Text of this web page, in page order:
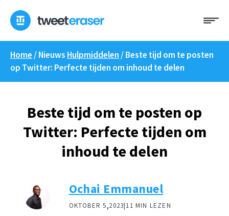
naar
inhoud
Home / Nieuws Hulpmiddelen /Beste tijd om te posten
op Twitter: Perfecte tijden om inhoud te delen
Beste tijd om te posten op
Twitter: Perfecte tijden om
inhoud te delen
Ochai Emmanuel
OKTOBER 5,2023|11 MIN LEZEN